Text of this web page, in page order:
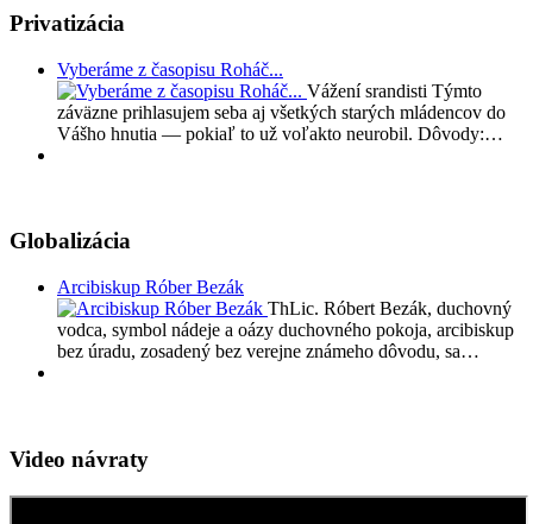
Privatizácia
Vyberáme z časopisu Roháč...
Vážení srandisti Týmto
záväzne prihlasujem seba aj všetkých starých mládencov do
Vášho hnutia — pokiaľ to už voľakto neurobil. Dôvody:…
Globalizácia
Arcibiskup Róber Bezák
ThLic. Róbert Bezák, duchovný
vodca, symbol nádeje a oázy duchovného pokoja, arcibiskup
bez úradu, zosadený bez verejne známeho dôvodu, sa…
Video návraty